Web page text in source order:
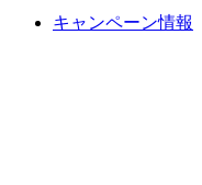
キャンペーン情報